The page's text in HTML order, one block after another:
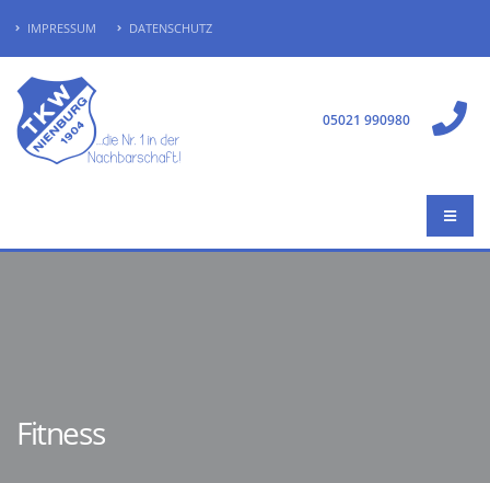
IMPRESSUM DATENSCHUTZ
05021 990980
Fitness